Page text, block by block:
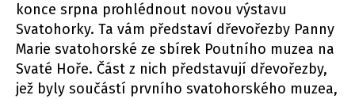
konce srpna prohlédnout novou výstavu
Svatohorky. Ta vám představí dřevořezby Panny
Marie svatohorské ze sbírek Poutního muzea na
Svaté Hoře. Část z nich představují dřevořezby,
jež byly součástí prvního svatohorského muzea,